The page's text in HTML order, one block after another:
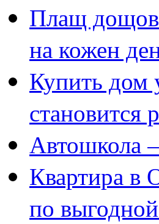
Плащ
на кожен
Купить дом
становится
Автошкола
Квартира в
по